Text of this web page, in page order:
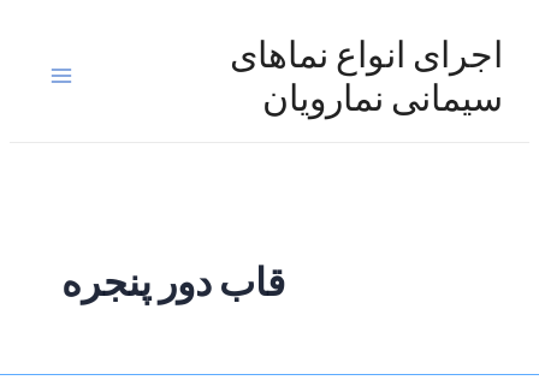
اجرای انواع نماهای
سیمانی نمارویان
Main
قاب دور پنجره